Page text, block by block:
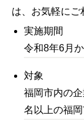
は、お気軽にご
実施期間
令和8年6月
対象
福岡市内の
名以上の福